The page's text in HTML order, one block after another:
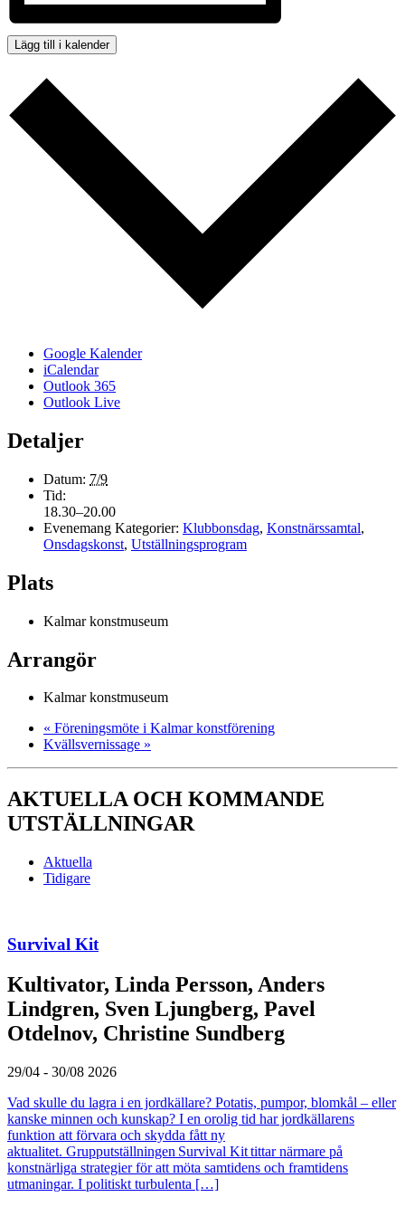
Lägg till i kalender
Google Kalender
iCalendar
Outlook 365
Outlook Live
Detaljer
Datum: 7/9
Tid:
18.30–20.00
Evenemang Kategorier: Klubbonsdag, Konstnärssamtal,
Onsdagskonst, Utställningsprogram
Plats
Kalmar konstmuseum
Arrangör
Kalmar konstmuseum
« Föreningsmöte i Kalmar konstförening
Kvällsvernissage »
AKTUELLA OCH KOMMANDE
UTSTÄLLNINGAR
Aktuella
Tidigare
Survival Kit
Kultivator, Linda Persson, Anders
Lindgren, Sven Ljungberg, Pavel
Otdelnov, Christine Sundberg
29/04 - 30/08 2026
Vad skulle du lagra i en jordkällare? Potatis, pumpor, blomkål – eller
kanske minnen och kunskap? I en orolig tid har jordkällarens
funktion att förvara och skydda fått ny
aktualitet. Grupputställningen Survival Kit tittar närmare på
konstnärliga strategier för att möta samtidens och framtidens
utmaningar. I politiskt turbulenta […]